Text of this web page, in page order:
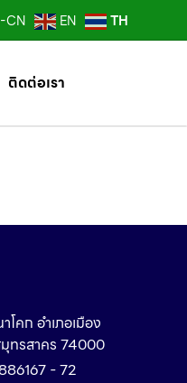
CN EN TH
ติดต่อเรา
คก อำเภอเมือง
ทรสาคร 74000
- 72